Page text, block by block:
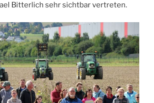
Bitterlich sehr sichtbar vertreten.